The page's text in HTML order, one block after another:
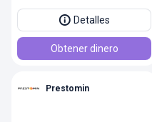
Detalles
Obtener dinero
Prestomin